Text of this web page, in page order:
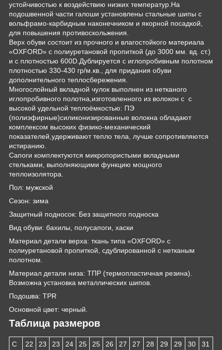
устойчивостью к воздействию низких температур.На
подошвенной части галоши установлены стальные шипы с
вольфрамо-карбидным наконечником и якорной посадкой,
для повышения противоскольжения.
Верх обуви состоит из прочного и влагостойкого материала
«OXFORD» с полиуретановой пропиткой (до 3000 мм. вд. ст.)
и с плотностью 600D.Дублируется с иглопробивным полотном
плотностью 330-430 гр/м.кв., для придания обуви
дополнительного теплосбережения.
Многослойный вкладной чулок выполнен из нетканого
иглопробивного полотна,изготовленного из волокон с с
высокой удельной теплоёмкостью: ПЭ
(полиэфирные)силиконизированные волокна обладают
комплексом высоких физико-механический
показателей,удерживают тепло тела, лучше сопротивляются
истиранию.
Сапоги комплектуются микропористыми вкладными
стельками, выполняющими функцию мощного
теплоизолятора.
Пол: мужской
Сезон: зима
Защитный подносок: Без защитного подноска
Вид обуви: бахилы, полусапоги, хаски
Материал детали верха: ткань типа «OXFORD» с
полиуретановой пропиткой, сдублированной с нетканым
полотном.
Материал детали низа: ТПР (термопластичная резина).
Возможна установка металлических шипов.
Подошва: TPR
Основной цвет: черный.
Таблица размеров
С
22
23
23
24
25
25
26
27
27
28
29
29
30
31